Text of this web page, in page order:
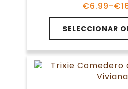
en
página
de
producto
€6.99-€
de
SELECCIONAR
Este
producto
tiene
múltiples
variantes.